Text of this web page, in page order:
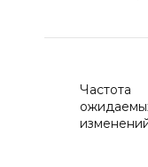
Частота